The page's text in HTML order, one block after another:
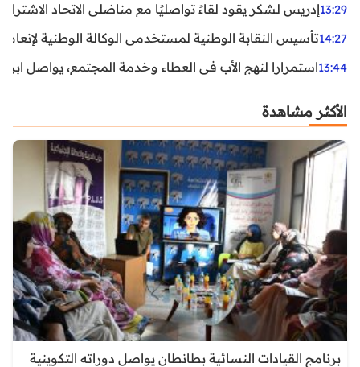
13:29إدريس لشكر يقود لقاءً تواصليًا مع مناضلي الاتحاد
14:27تأسيس النقابة الوطنية لمستخدمي الوكالة الوطنية
13:44استمرارا لنهج الأب في العطاء وخدمة المجتمع، يواصل ابن
الأكثر مشاهدة
برنامج القيادات النسائية بطانطان يواصل دوراته التكوينية